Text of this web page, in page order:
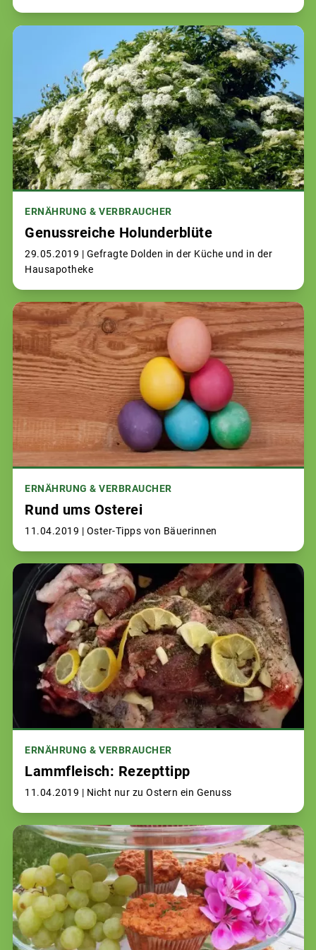
ERNÄHRUNG & VERBRAUCHER
Genussreiche Holunderblüte
29.05.2019 | Gefragte Dolden in der Küche und in der
Hausapotheke
ERNÄHRUNG & VERBRAUCHER
Rund ums Osterei
11.04.2019 | Oster-Tipps von Bäuerinnen
ERNÄHRUNG & VERBRAUCHER
Lammfleisch: Rezepttipp
11.04.2019 | Nicht nur zu Ostern ein Genuss